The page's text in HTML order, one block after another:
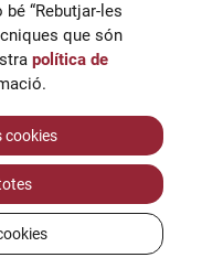
“Rebutjar-les
que són
política de
cookies